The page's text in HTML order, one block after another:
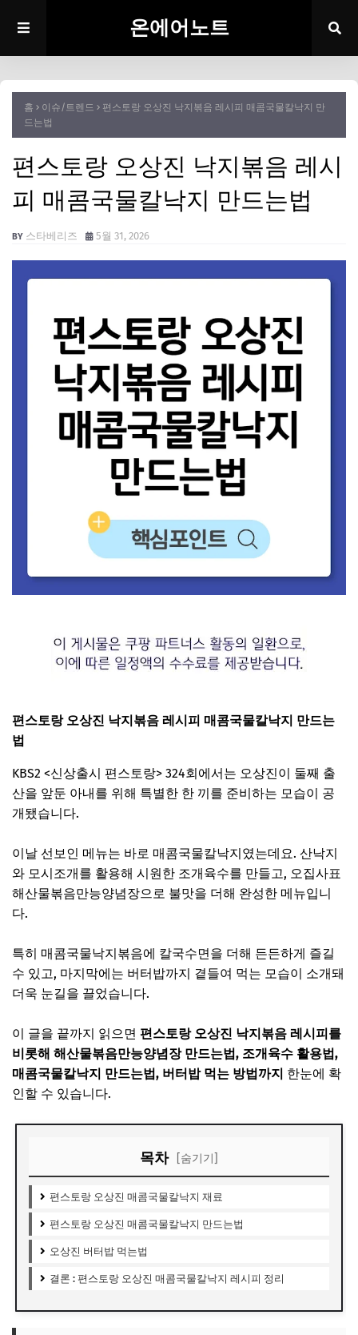
온에어노트
홈 이슈/트렌드
편스토랑 오상진 낙지볶음 레시피 매콤국물칼낙지 만
드는법
편스토랑 오상진 낙지볶음 레시
피 매콤국물칼낙지 만드는법
스타베리즈 5월 31, 2026
편스토랑 오상진 낙지볶음 레시피 매콤국물칼낙지 만드는
법
KBS2 <신상출시 편스토랑> 324회에서는 오상진이 둘째 출
산을 앞둔 아내를 위해 특별한 한 끼를 준비하는 모습이 공
개됐습니다.
이날 선보인 메뉴는 바로 매콤국물칼낙지였는데요. 산낙지
와 모시조개를 활용해 시원한 조개육수를 만들고, 오집사표
해산물볶음만능양념장으로 불맛을 더해 완성한 메뉴입니
다.
특히 매콤국물낙지볶음에 칼국수면을 더해 든든하게 즐길
수 있고, 마지막에는 버터밥까지 곁들여 먹는 모습이 소개돼
더욱 눈길을 끌었습니다.
이 글을 끝까지 읽으면 편스토랑 오상진 낙지볶음 레시피를
비롯해 해산물볶음만능양념장 만드는법, 조개육수 활용법,
매콤국물칼낙지 만드는법, 버터밥 먹는 방법까지 한눈에 확
인할 수 있습니다.
목차 [숨기기]
편스토랑 오상진 매콤국물칼낙지 재료
편스토랑 오상진 매콤국물칼낙지 만드는법
오상진 버터밥 먹는법
결론 : 편스토랑 오상진 매콤국물칼낙지 레시피 정리